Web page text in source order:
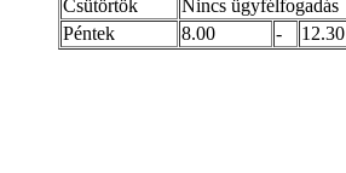
Csütörtök
Nincs ügyfélfogadás
Péntek
8.00 - 12.30